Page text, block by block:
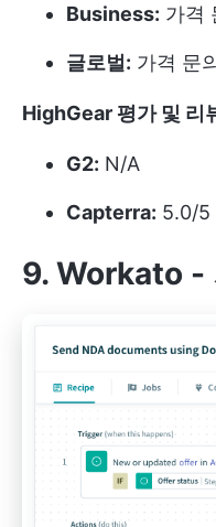
Business: 가격
글로벌: 가격 문
HighGear 평가 및 리
G2: N/A
Capterra: 5.0/5
9. Workato -